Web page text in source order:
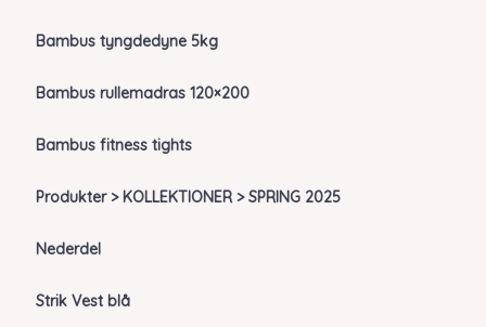
Bambus tyngdedyne 5kg
Bambus rullemadras 120×200
Bambus fitness tights
Produkter > KOLLEKTIONER > SPRING 2025
Nederdel
Strik Vest blå